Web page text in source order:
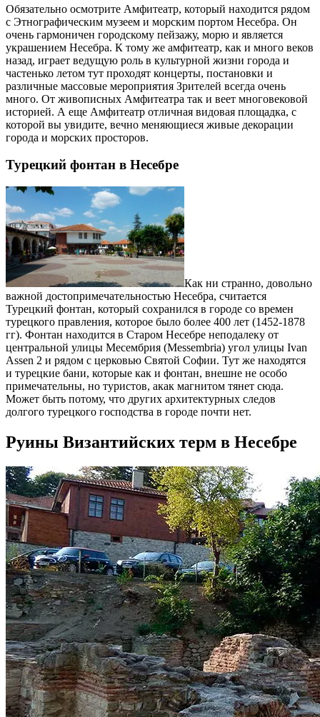
Обязательно осмотрите Амфитеатр, который находится рядом
с Этнографическим музеем и морским портом Несебра. Он
очень гармоничен городскому пейзажу, морю и является
украшением Несебра. К тому же амфитеатр, как и много веков
назад, играет ведущую роль в культурной жизни города и
частенько летом тут проходят концерты, постановки и
различные массовые мероприятия Зрителей всегда очень
много. От живописных Амфитеатра так и веет многовековой
историей. А еще Амфитеатр отличная видовая площадка, с
которой вы увидите, вечно меняющиеся живые декорации
города и морских просторов.
Турецкий фонтан в Несебре
Как ни странно, довольно
важной достопримечательностью Несебра, считается
Турецкий фонтан, который сохранился в городе со времен
турецкого правления, которое было более 400 лет (1452-1878
гг). Фонтан находится в Старом Несебре неподалеку от
центральной улицы Месембрия (Messembria) угол улицы Ivan
Assen 2 и рядом с церковью Святой Софии. Тут же находятся
и турецкие бани, которые как и фонтан, внешне не особо
примечательны, но туристов, акак магнитом тянет сюда.
Может быть потому, что других архитектурных следов
долгого турецкого господства в городе почти нет.
Руины Византийских терм в Несебре